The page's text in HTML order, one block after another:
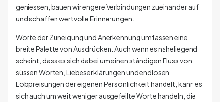
geniessen, bauen wir engere Verbindungen zueinander auf
und schaffen wertvolle Erinnerungen.
Worte der Zuneigung und Anerkennung umfassen eine
breite Palette von Ausdrücken. Auch wenn es naheliegend
scheint, dass es sich dabei um einen ständigen Fluss von
süssen Worten, Liebeserklärungen und endlosen
Lobpreisungen der eigenen Persönlichkeit handelt, kann es
sich auch um weit weniger ausgefeilte Worte handeln, die